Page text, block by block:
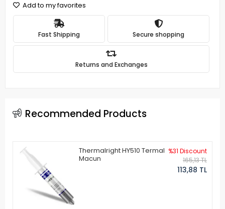
Add to my favorites
Fast Shipping Secure shopping
Returns and Exchanges
Recommended Products
Thermalright HY510 Termal
Macun
%31 Discount
165,13 TL
113,88 TL